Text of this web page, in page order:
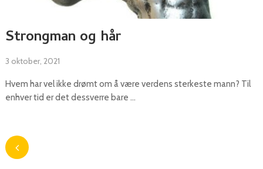
Strongman og hår
3 oktober, 2021
Hvem har vel ikke drømt om å være verdens sterkeste mann? Til
enhver tid er det dessverre bare …